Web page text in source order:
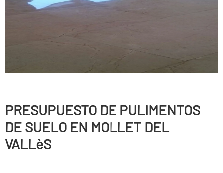
PRESUPUESTO DE PULIMENTOS
DE SUELO EN MOLLET DEL
VALLèS